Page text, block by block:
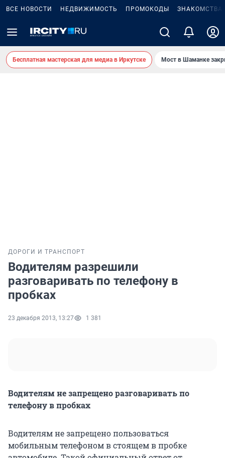
ВСЕ НОВОСТИ НЕДВИЖИМОСТЬ ПРОМОКОДЫ ЗНАКОМСТВА
Бесплатная мастерская для медиа в Иркутске Мост в Шаманке
ДОРОГИ И ТРАНСПОРТ
Водителям разрешили
разговаривать по телефону в
пробках
23 декабря 2013, 13:27 1 381
Водителям не запрещено разговаривать по
телефону в пробках
Водителям не запрещено пользоваться
мобильным телефоном в стоящем в пробке